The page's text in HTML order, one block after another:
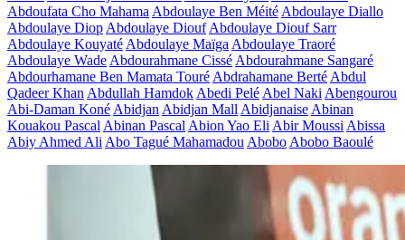
Abdoufata Cho Mahama Abdoulaye Ben Méité Abdoulaye Diallo
Abdoulaye Diop Abdoulaye Diouf Abdoulaye Diouf Sarr
Abdoulaye Kouyaté Abdoulaye Maïga Abdoulaye Traoré
Abdoulaye Wade Abdourahmane Cissé Abdourahmane Sangaré
Abdourhamane Ben Mamata Touré Abdrahamane Berté Abdul
Qadeer Khan Abdullah Hamdok Abedi Pelé Abel Naki Abengourou
Abi-Daman Koné Abidjan Abidjan Mall Abidjanaise Abinan
Kouakou Pascal Abinan Pascal Abion Yao Eli Abir Moussi Abissa
Abiy Ahmed Ali Abo Tagué Mahamadou Abobo Abobo Baoulé